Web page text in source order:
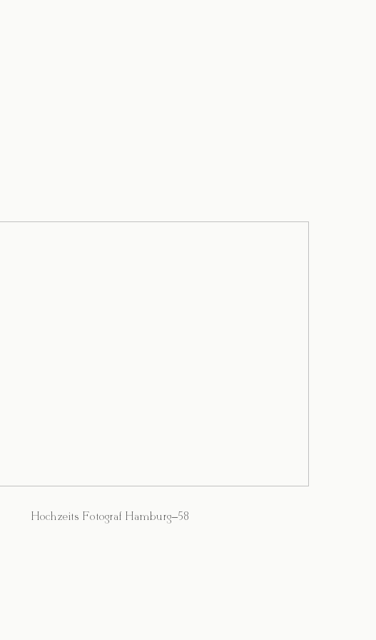
Hochzeits Fotograf Hamburg–58